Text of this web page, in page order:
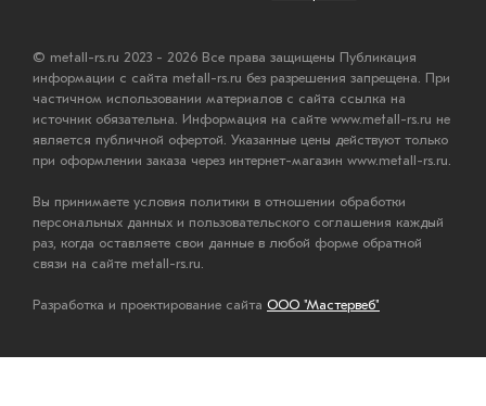
© metall-rs.ru 2023 - 2026 Все права защищены Публикация
информации с сайта metall-rs.ru без разрешения запрещена. При
частичном использовании материалов с сайта ссылка на
источник обязательна. Информация на сайте www.metall-rs.ru не
является публичной офертой. Указанные цены действуют только
при оформлении заказа через интернет-магазин www.metall-rs.ru.
Вы принимаете условия политики в отношении обработки
персональных данных и пользовательского соглашения каждый
раз, когда оставляете свои данные в любой форме обратной
связи на сайте metall-rs.ru.
Разработка и проектирование сайта ООО "Мастервеб"